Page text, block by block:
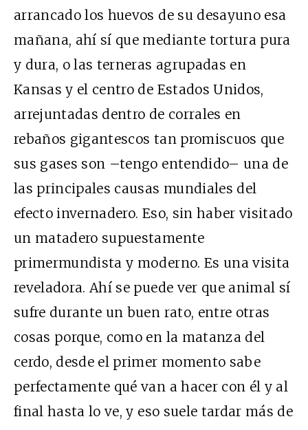
arrancado los huevos de su desayuno esa
mañana, ahí sí que mediante tortura pura
y dura, o las terneras agrupadas en
Kansas y el centro de Estados Unidos,
arrejuntadas dentro de corrales en
rebaños gigantescos tan promiscuos que
sus gases son –tengo entendido– una de
las principales causas mundiales del
efecto invernadero. Eso, sin haber visitado
un matadero supuestamente
primermundista y moderno. Es una visita
reveladora. Ahí se puede ver que animal sí
sufre durante un buen rato, entre otras
cosas porque, como en la matanza del
cerdo, desde el primer momento sabe
perfectamente qué van a hacer con él y al
final hasta lo ve, y eso suele tardar más de